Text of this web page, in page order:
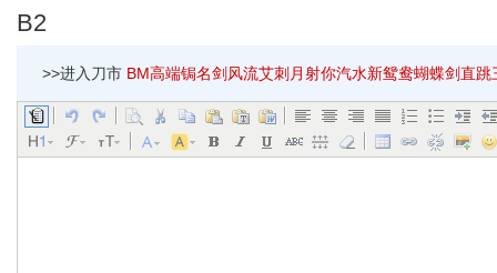
B2
>>进入刀市 BM高端锔名剑风流艾刺月射你汽水新鸳鸯蝴蝶剑直